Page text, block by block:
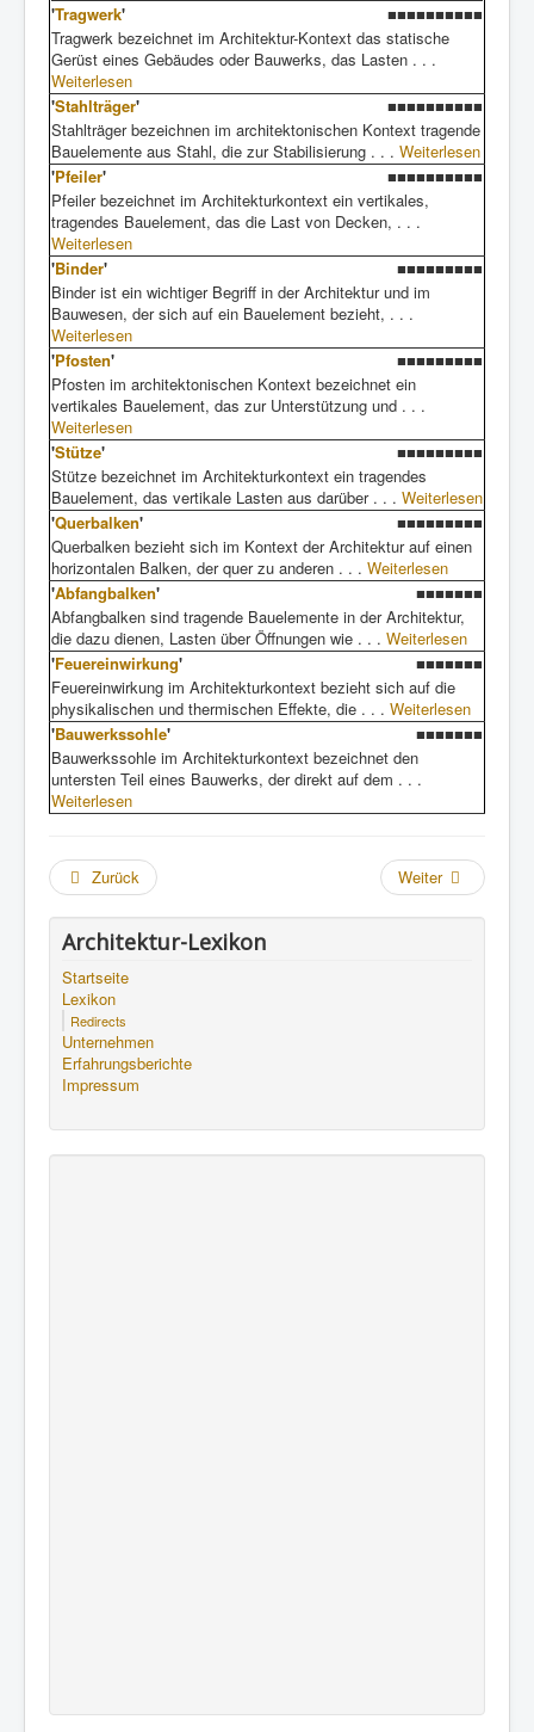
'Tragwerk'
■■■■■■■■■■
Tragwerk bezeichnet im Architektur-Kontext das statische
Gerüst eines Gebäudes oder Bauwerks, das Lasten . . .
Weiterlesen
'Stahlträger'
■■■■■■■■■■
Stahlträger bezeichnen im architektonischen Kontext tragende
Bauelemente aus Stahl, die zur Stabilisierung . . . Weiterlesen
'Pfeiler'
■■■■■■■■■■
Pfeiler bezeichnet im Architekturkontext ein vertikales,
tragendes Bauelement, das die Last von Decken, . . .
Weiterlesen
'Binder'
■■■■■■■■■
Binder ist ein wichtiger Begriff in der Architektur und im
Bauwesen, der sich auf ein Bauelement bezieht, . . .
Weiterlesen
'Pfosten'
■■■■■■■■■
Pfosten im architektonischen Kontext bezeichnet ein
vertikales Bauelement, das zur Unterstützung und . . .
Weiterlesen
'Stütze'
■■■■■■■■■
Stütze bezeichnet im Architekturkontext ein tragendes
Bauelement, das vertikale Lasten aus darüber . . . Weiterlesen
'Querbalken'
■■■■■■■■■
Querbalken bezieht sich im Kontext der Architektur auf einen
horizontalen Balken, der quer zu anderen . . . Weiterlesen
'Abfangbalken'
■■■■■■■
Abfangbalken sind tragende Bauelemente in der Architektur,
die dazu dienen, Lasten über Öffnungen wie . . . Weiterlesen
'Feuereinwirkung'
■■■■■■■
Feuereinwirkung im Architekturkontext bezieht sich auf die
physikalischen und thermischen Effekte, die . . . Weiterlesen
'Bauwerkssohle'
■■■■■■■
Bauwerkssohle im Architekturkontext bezeichnet den
untersten Teil eines Bauwerks, der direkt auf dem . . .
Weiterlesen
Zurück Weiter
Architektur-Lexikon
Startseite
Lexikon
Redirects
Unternehmen
Erfahrungsberichte
Impressum